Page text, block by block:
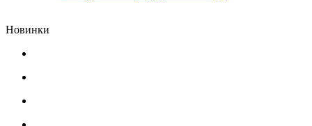
Новинки